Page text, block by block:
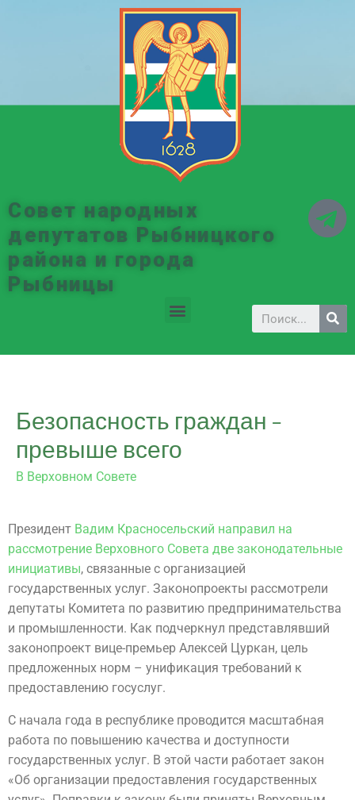
Совет народных
депутатов Рыбницкого
района и города
Рыбницы
Безопасность граждан –
превыше всего
В Верховном Совете
Президент Вадим Красносельский направил на
рассмотрение Верховного Совета две законодательные
инициативы, связанные с организацией
государственных услуг. Законопроекты рассмотрели
депутаты Комитета по развитию предпринимательства
и промышленности. Как подчеркнул представлявший
законопроект вице-премьер Алексей Цуркан, цель
предложенных норм – унификация требований к
предоставлению госуслуг.
С начала года в республике проводится масштабная
работа по повышению качества и доступности
государственных услуг. В этой части работает закон
«Об организации предоставления государственных